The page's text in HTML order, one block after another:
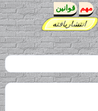
مهم قوانین
انتشاریافته